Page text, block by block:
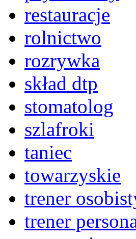
restauracje
rolnictwo
rozrywka
skład dtp
stomatolog
szlafroki
taniec
towarzyskie
trener
trener